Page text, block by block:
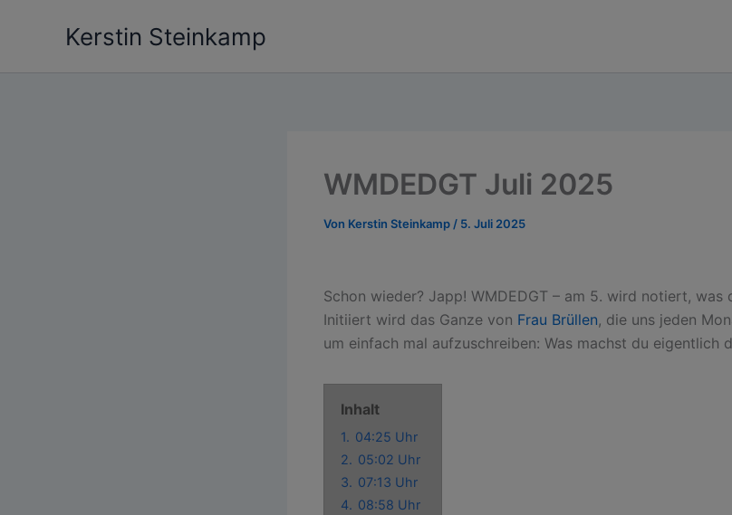
Kerstin Steinkamp
WMDEDGT Juli 2025
Von Kerstin Steinkamp / 5. Juli 2025
Schon wieder? Japp! WMDEDGT – am 5. wird notiert,
Initiiert wird das Ganze von Frau Brüllen, die uns jeden
um einfach mal aufzuschreiben: Was machst du eigentlich
Inhalt
1. 04:25 Uhr
2. 05:02 Uhr
3. 07:13 Uhr
4. 08:58 Uhr